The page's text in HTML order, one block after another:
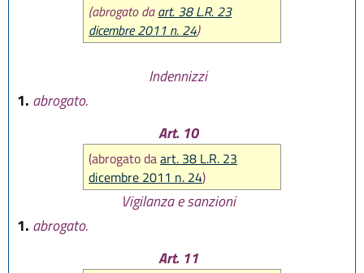
(abrogato daart. 38 L.R. 23
dicembre 2011 n. 24)
Indennizzi
1. abrogato.
Art. 10
(abrogato daart. 38 L.R. 23
dicembre 2011 n. 24)
Vigilanza e sanzioni
1. abrogato.
Art. 11